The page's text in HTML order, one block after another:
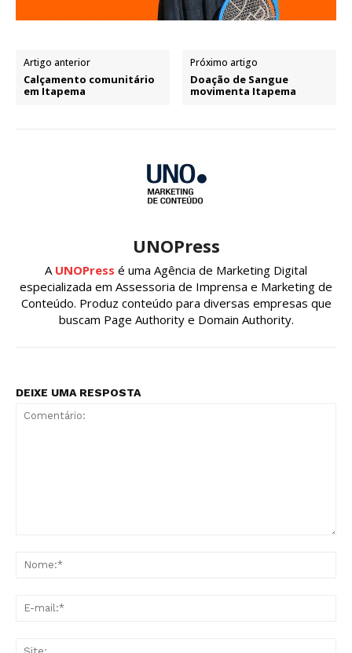
Artigo anterior
Calçamento comunitário
em Itapema
Próximo artigo
Doação de Sangue
movimenta Itapema
UNOPress
A UNOPress é uma Agência de Marketing Digital
especializada em Assessoria de Imprensa e Marketing de
Conteúdo. Produz conteúdo para diversas empresas que
buscam Page Authority e Domain Authority.
DEIXE UMA RESPOSTA